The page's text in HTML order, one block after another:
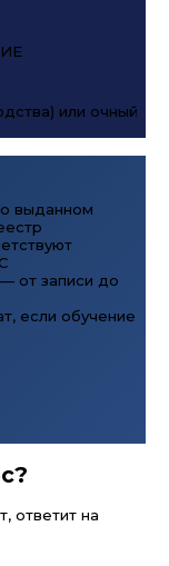
или очный
выданном
— от записи до
если обучение
ответит на